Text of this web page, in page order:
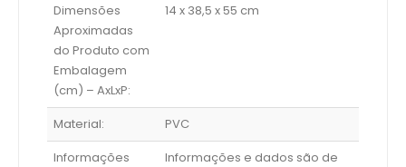
Dimensões
Aproximadas
do Produto com
Embalagem
(cm) – AxLxP:
14 x 38,5 x 55 cm
Material:
PVC
Informações
Informações e dados são de